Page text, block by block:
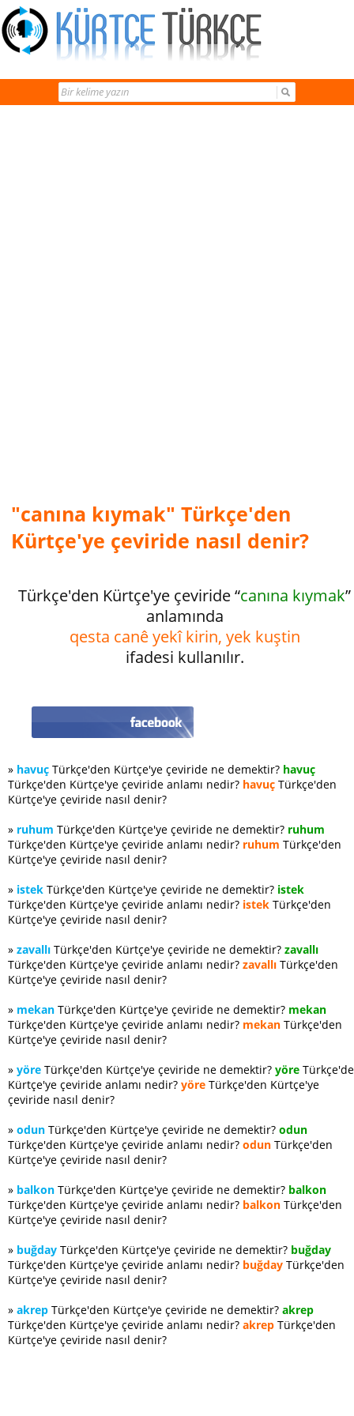
"canına kıymak" Türkçe'den
Kürtçe'ye çeviride nasıl denir?
Türkçe'den Kürtçe'ye çeviride “canına kıymak”
anlamında
qesta canê yekî kirin, yek kuştin
ifadesi kullanılır.
» havuç Türkçe'den Kürtçe'ye çeviride ne demektir? havuç
Türkçe'den Kürtçe'ye çeviride anlamı nedir? havuç Türkçe'den
Kürtçe'ye çeviride nasıl denir?
» ruhum Türkçe'den Kürtçe'ye çeviride ne demektir? ruhum
Türkçe'den Kürtçe'ye çeviride anlamı nedir? ruhum Türkçe'den
Kürtçe'ye çeviride nasıl denir?
» istek Türkçe'den Kürtçe'ye çeviride ne demektir? istek
Türkçe'den Kürtçe'ye çeviride anlamı nedir? istek Türkçe'den
Kürtçe'ye çeviride nasıl denir?
» zavallı Türkçe'den Kürtçe'ye çeviride ne demektir? zavallı
Türkçe'den Kürtçe'ye çeviride anlamı nedir? zavallı Türkçe'den
Kürtçe'ye çeviride nasıl denir?
» mekan Türkçe'den Kürtçe'ye çeviride ne demektir? mekan
Türkçe'den Kürtçe'ye çeviride anlamı nedir? mekan Türkçe'den
Kürtçe'ye çeviride nasıl denir?
» yöre Türkçe'den Kürtçe'ye çeviride ne demektir? yöre
Kürtçe'ye çeviride anlamı nedir? yöre Türkçe'den Kürtçe'ye
çeviride nasıl denir?
» odun Türkçe'den Kürtçe'ye çeviride ne demektir? odun
Türkçe'den Kürtçe'ye çeviride anlamı nedir? odun Türkçe'den
Kürtçe'ye çeviride nasıl denir?
» balkon Türkçe'den Kürtçe'ye çeviride ne demektir? balkon
Türkçe'den Kürtçe'ye çeviride anlamı nedir? balkon Türkçe'den
Kürtçe'ye çeviride nasıl denir?
» buğday Türkçe'den Kürtçe'ye çeviride ne demektir? buğday
Türkçe'den Kürtçe'ye çeviride anlamı nedir? buğday Türkçe'den
Kürtçe'ye çeviride nasıl denir?
» akrep Türkçe'den Kürtçe'ye çeviride ne demektir? akrep
Türkçe'den Kürtçe'ye çeviride anlamı nedir? akrep Türkçe'den
Kürtçe'ye çeviride nasıl denir?